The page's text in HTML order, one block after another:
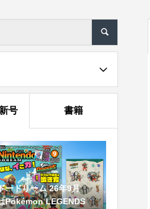
号 書籍
ードリーム 26年9月
Pokémon LEGENDS